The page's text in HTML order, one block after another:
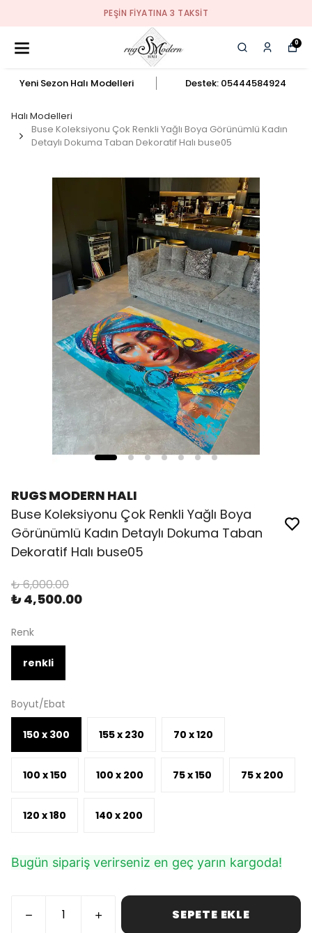
PEŞIN FIYATINA 3 TAKSIT
0
Yeni Sezon Halı Modelleri Destek: 05444584924
Halı Modelleri
Buse Koleksiyonu Çok Renkli Yağlı Boya Görünümlü Kadın
Detaylı Dokuma Taban Dekoratif Halı buse05
RUGS MODERN HALI
Buse Koleksiyonu Çok Renkli Yağlı Boya
Görünümlü Kadın Detaylı Dokuma Taban
Dekoratif Halı buse05
₺ 6,000.00
₺ 4,500.00
Renk
renkli
Boyut/Ebat
150 x 300 155 x 230 70 x 120
100 x 150 100 x 200 75 x 150 75 x 200
120 x 180 140 x 200
Bugün sipariş verirseniz en geç yarın kargoda!
SEPETE EKLE